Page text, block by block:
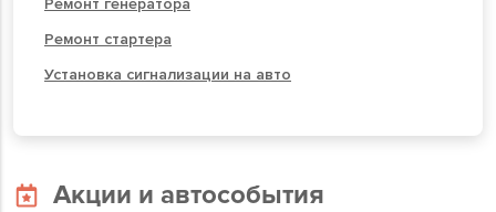
Ремонт стартера
Установка сигнализации на авто
Акции и автособытия